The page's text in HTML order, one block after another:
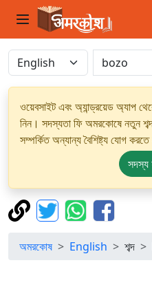
ওয়েবসাইট এবং অ্যান্ড্রয়েড অ্যাপ
নিন। সদস্যতা ফি অমরকোষে নতুন
সম্পর্কিত অন্যান্য বৈশিষ্ট্য যোগ
সদস্য
অমরকোষ English শব্দ